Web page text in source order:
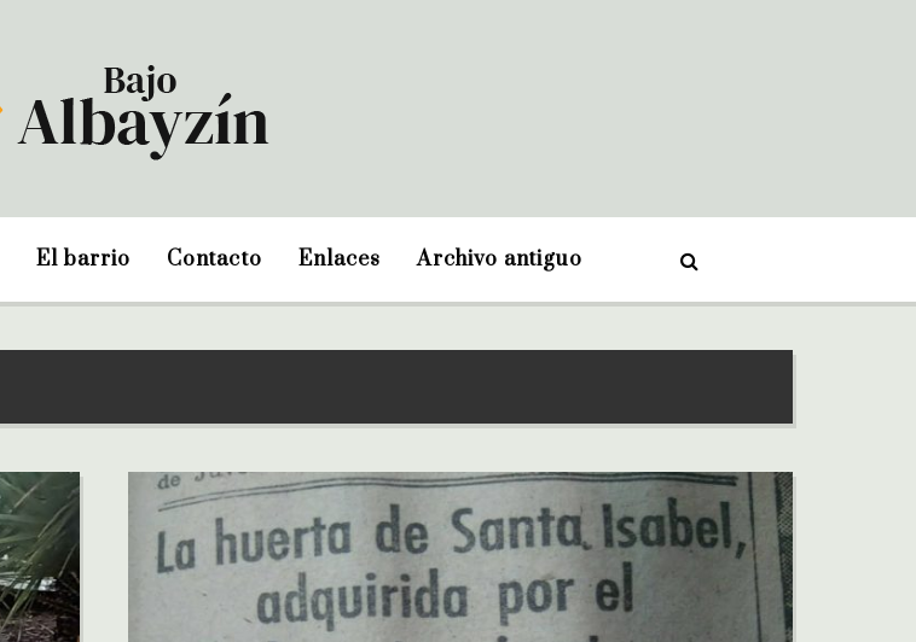
El barrio Contacto Enlaces Archivo antiguo